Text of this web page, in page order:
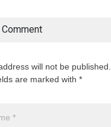
Comment
will not be published.
are marked with *